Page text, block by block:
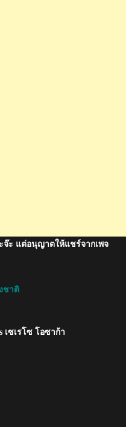
ะ แต่อนุญาตให้แชร์จากเพจ
ชาติ
เซเรโซ โอซาก้า